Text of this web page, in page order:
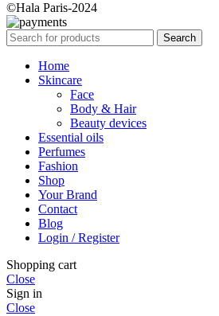
©Hala Paris-2024
Search
Home
Skincare
Face
Body & Hair
Beauty devices
Essential oils
Perfumes
Fashion
Shop
Your Brand
Contact
Blog
Login / Register
Shopping cart
Close
Sign in
Close